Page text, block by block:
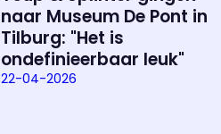
naar Museum De Pont in
Tilburg: "Het is
ondefinieerbaar leuk"
22-04-2026